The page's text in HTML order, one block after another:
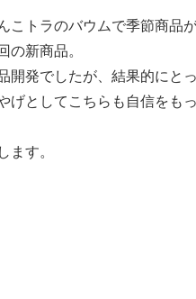
こトラのバウムで季節商品
新商品。
開発でしたが、結果的にと
げとしてこちらも自信をも
す。